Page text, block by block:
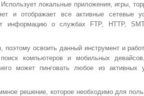
локальные приложения, игры,
и отображает все активные сетевые
информацию о службах FTP, HTTP,
поэтому освоить данный инструмент и
компьютеров и мобильных
может пинговать любое из активных
решение, которое необходимо для